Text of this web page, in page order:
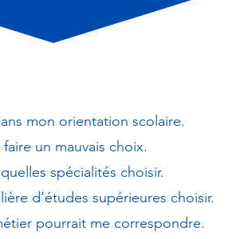
mon orientation scolaire.
un mauvais choix.
spécialités choisir.
d’études supérieures choisir.
pourrait me correspondre.